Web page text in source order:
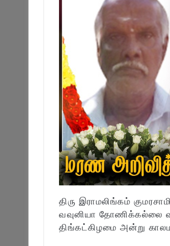
திரு இராமலிங்கம்
வவுனியா தோணிக்கல்லை
திங்கட்கிழமை அன்று